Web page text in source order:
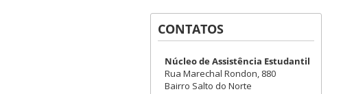
CONTATOS
Núcleo de Assistência Estudantil
Rua Marechal Rondon, 880
Bairro Salto do Norte